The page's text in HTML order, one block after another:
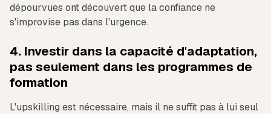
dépourvues ont découvert que la confiance ne
s'improvise pas dans l'urgence.
4. Investir dans la capacité d'adaptation,
pas seulement dans les programmes de
formation
L'upskilling est nécessaire, mais il ne suffit pas à lui seul